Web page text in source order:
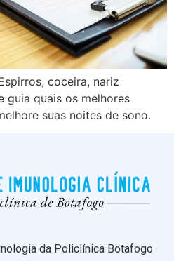
coceira, nariz
guia quais os melhores
suas noites de sono.
da Policlínica Botafogo